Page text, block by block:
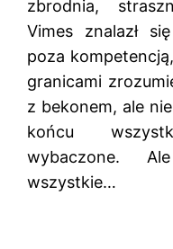
zbrodnia,
Vimes znalazł
poza
granicami
z bekonem, ale
końcu
wybaczone.
wszystkie…